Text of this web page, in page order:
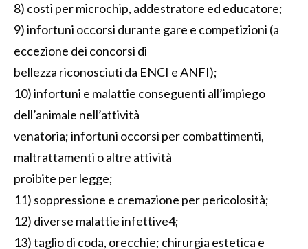
8) costi per microchip, addestratore ed educatore;
9) infortuni occorsi durante gare e competizioni (a
eccezione dei concorsi di
bellezza riconosciuti da ENCI e ANFI);
10) infortuni e malattie conseguenti all’impiego
dell’animale nell’attività
venatoria; infortuni occorsi per combattimenti,
maltrattamenti o altre attività
proibite per legge;
11) soppressione e cremazione per pericolosità;
12) diverse malattie infettive4;
13) taglio di coda, orecchie; chirurgia estetica e